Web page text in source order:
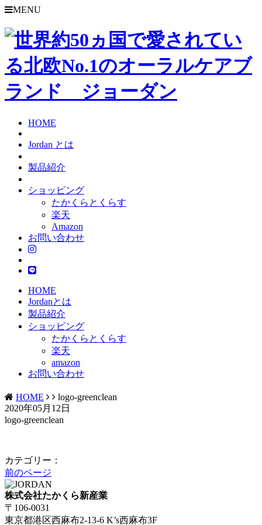
MENU
HOME
Jordan とは
製品紹介
ショッピング
たかくらとくらす
楽天
Amazon
お問い合わせ
HOME
Jordanとは
製品紹介
ショッピング
たかくらとくらす
楽天
amazon
お問い合わせ
HOME
logo-greenclean
2020年05月12日
logo-greenclean
カテゴリー：
前のページ
株式会社たかくら新産業
〒106-0031
東京都港区西麻布2-13-6 K’s西麻布3F